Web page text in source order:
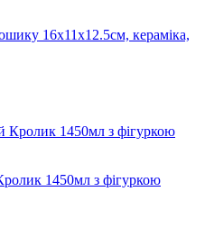
16х11х12.5см, кераміка,
1450мл з фігуркою